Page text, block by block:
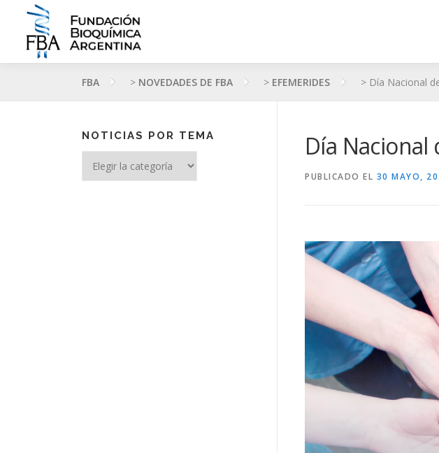
contenido
FBA > NOVEDADES DE FBA > EFEMERIDES > Día Nacional
Día
PUBLICADO EL 30 MAYO,
NOTICIAS POR TEMA
por